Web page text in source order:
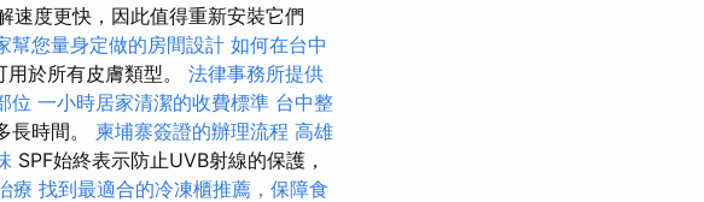
速度更快，因此值得重新安裝它們
幫您量身定做的房間設計 如何在台中
於所有皮膚類型。 法律事務所提供
位 一小時居家清潔的收費標準 台中整
長時間。 柬埔寨簽證的辦理流程 高雄
SPF始終表示防止UVB射線的保護，
療 找到最適合的冷凍櫃推薦，保障食